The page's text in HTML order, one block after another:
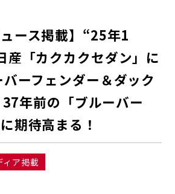
ュース掲載】“25年1
産「カクカクセダン」に
ーフェンダー＆ダック
年前の「ブルーバー
期待高まる！
ィア掲載